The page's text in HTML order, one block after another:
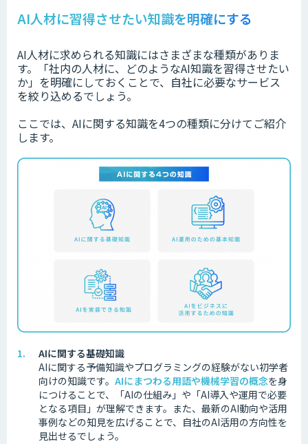
AI人材に習得させたい知識を明確にする
AI人材に求められる知識にはさまざまな種類がありま
す。「社内の人材に、どのようなAI知識を習得させたい
か」を明確にしておくことで、自社に必要なサービス
を絞り込めるでしょう。
ここでは、AIに関する知識を4つの種類に分けてご紹介
します。
AIに関する基礎知識
AIに関する予備知識やプログラミングの経験がない初学者
向けの知識です。 AIにまつわる用語や機械学習の概念を身
につけることで、「AIの仕組み」や「AI導入や運用で必要
となる項目」が理解できます。また、最新のAI動向や活用
事例などの知見を広げることで、自社のAI活用の方向性を
見出せるでしょう。